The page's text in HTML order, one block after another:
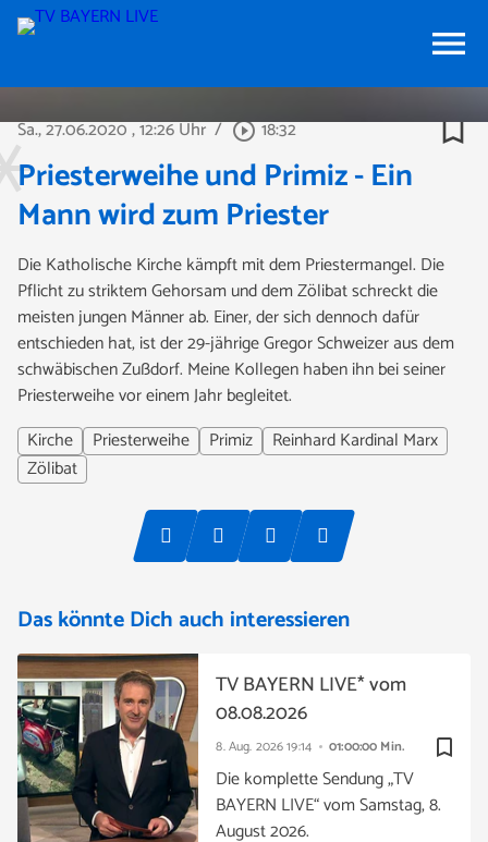
menu
Sa., 27.06.2020, 12:26 Uhr / play_circle_outline18:32 bookmark_border
Priesterweihe und Primiz - Ein
Mann wird zum Priester
Die Katholische Kirche kämpft mit dem Priestermangel. Die
Pflicht zu striktem Gehorsam und dem Zölibat schreckt die
meisten jungen Männer ab. Einer, der sich dennoch dafür
entschieden hat, ist der 29-jährige Gregor Schweizer aus dem
schwäbischen Zußdorf. Meine Kollegen haben ihn bei seiner
Priesterweihe vor einem Jahr begleitet.
Kirche
Priesterweihe Primiz
Reinhard Kardinal Marx
Zölibat
Das könnte Dich auch interessieren
bookmark_border
8. Aug. 202619:14 01:00:00 Min.
TV BAYERN LIVE* vom
08.08.2026
Die komplette Sendung „TV
BAYERN LIVE“ vom Samstag, 8.
August 2026.